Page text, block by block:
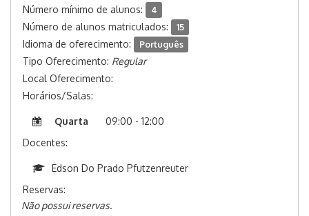
Número mínimo de alunos: 4
Número de alunos matriculados: 15
Idioma de oferecimento: Português
Tipo Oferecimento: Regular
Local Oferecimento:
Horários/Salas:
Quarta
09:00 - 12:00
Docentes:
Edson Do Prado Pfutzenreuter
Reservas:
Não possui reservas.